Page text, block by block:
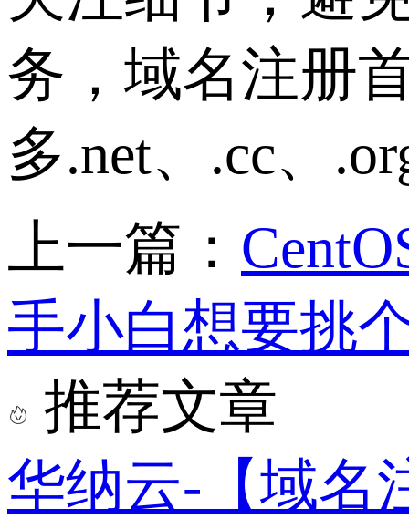
务，域名注册
多.net、.cc、
上一篇：
手小白想要挑
推荐文章
华纳云-【域名